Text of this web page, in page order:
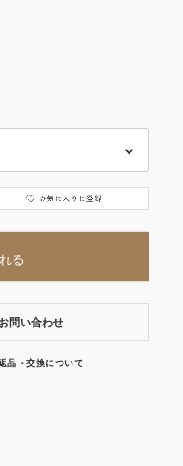
る
問い合わせ
品・交換について